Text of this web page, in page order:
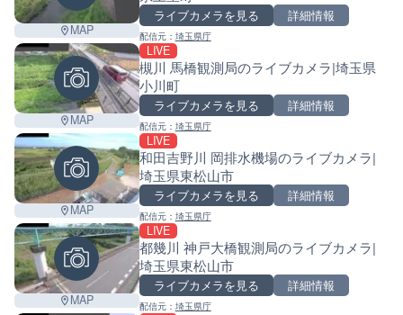
MAP
ライブカメラを見る 詳細情報
配信元： 埼玉県庁
MAP
LIVE
槻川 馬橋観測局のライブカメラ|埼玉県
小川町
ライブカメラを見る 詳細情報
配信元： 埼玉県庁
MAP
LIVE
和田吉野川 岡排水機場のライブカメラ|
埼玉県東松山市
ライブカメラを見る 詳細情報
配信元： 埼玉県庁
MAP
LIVE
都幾川 神戸大橋観測局のライブカメラ|
埼玉県東松山市
ライブカメラを見る 詳細情報
配信元： 埼玉県庁